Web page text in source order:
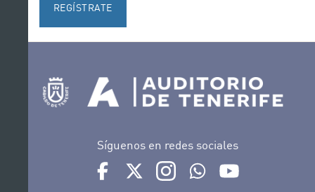
REGÍSTRATE
Síguenos en redes sociales
Ir a perfil de Auditorio de Tenerife en Facebook
Ir a perfil de Auditorio de Tenerife en
Ir a perfil de Auditorio de
Ir al Boletín Whatsapp